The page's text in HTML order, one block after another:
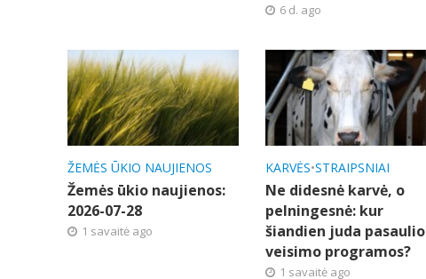
6 d. ago
ŽEMĖS ŪKIO NAUJIENOS
Žemės ūkio naujienos:
2026-07-28
1 savaitė ago
KARVĖS•STRAIPSNIAI
Ne didesnė karvė, o
pelningesnė: kur
šiandien juda pasaulio
veisimo programos?
1 savaitė ago